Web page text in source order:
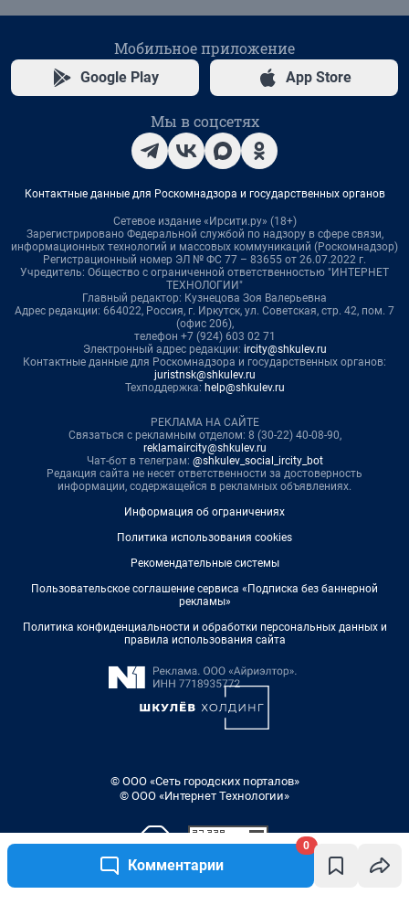
Комментарии
0
Мобильное приложение
Google Play App Store
Мы в соцсетях
Контактные данные для Роскомнадзора и государственных органов
Сетевое издание «Ирсити.ру» (18+)
Зарегистрировано Федеральной службой по надзору в сфере связи,
информационных технологий и массовых коммуникаций (Роскомнадзор)
Регистрационный номер ЭЛ № ФС 77 – 83655 от 26.07.2022 г.
Учредитель: Общество с ограниченной ответственностью "ИНТЕРНЕТ
ТЕХНОЛОГИИ"
Главный редактор: Кузнецова Зоя Валерьевна
Адрес редакции: 664022, Россия, г. Иркутск, ул. Советская, стр. 42, пом. 7
(офис 206),
телефон +7 (924) 603 02 71
Электронный адрес редакции: ircity@shkulev.ru
Контактные данные для Роскомнадзора и государственных органов:
juristnsk@shkulev.ru
Техподдержка: help@shkulev.ru
РЕКЛАМА НА САЙТЕ
Связаться с рекламным отделом: 8 (30-22) 40-08-90,
reklamaircity@shkulev.ru
Чат-бот в телеграм: @shkulev_social_ircity_bot
Редакция сайта не несет ответственности за достоверность
информации, содержащейся в рекламных объявлениях.
Информация об ограничениях
Политика использования cookies
Рекомендательные системы
Пользовательское соглашение сервиса «Подписка без баннерной
рекламы»
Политика конфиденциальности и обработки персональных данных и
правила использования сайта
© ООО «Сеть городских порталов»
© ООО «Интернет Технологии»